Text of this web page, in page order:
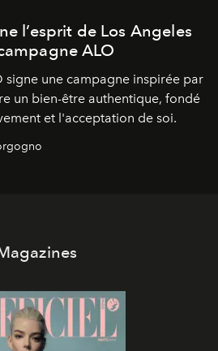
l’esprit de Los Angeles
ALO
signe une campagne inspirée par
un bien-être authentique, fondé
et l'acceptation de soi.